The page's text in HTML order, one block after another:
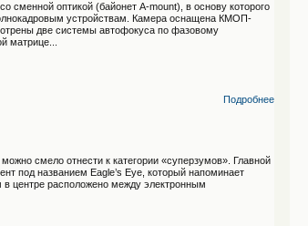
сменной оптикой (байонет A-mount), в основу которого
устройствам. Камера оснащена КМОП-
две системы автофокуса по фазовому
матрице...
Подробнее
смело отнести к категории «суперзумов». Главной
под названием Eagle’s Eye, который напоминает
в центре расположено между электронным